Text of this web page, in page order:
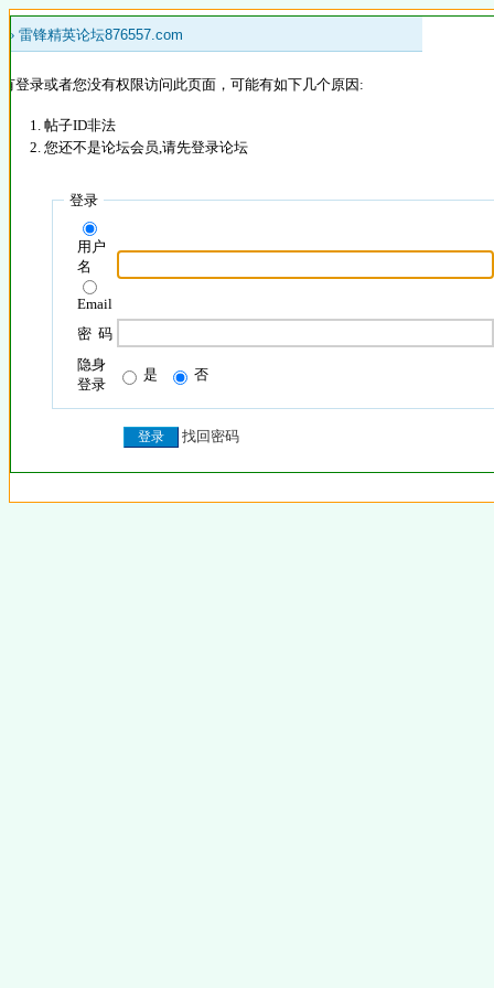
» 雷锋精英论坛876557.com
登录或者您没有权限访问此页面，可能有如下几个原因:
帖子ID非法
您还不是论坛会员,请先登录论坛
登录
用户
名
Email
密 码
隐身
登录
是 否
找回密码